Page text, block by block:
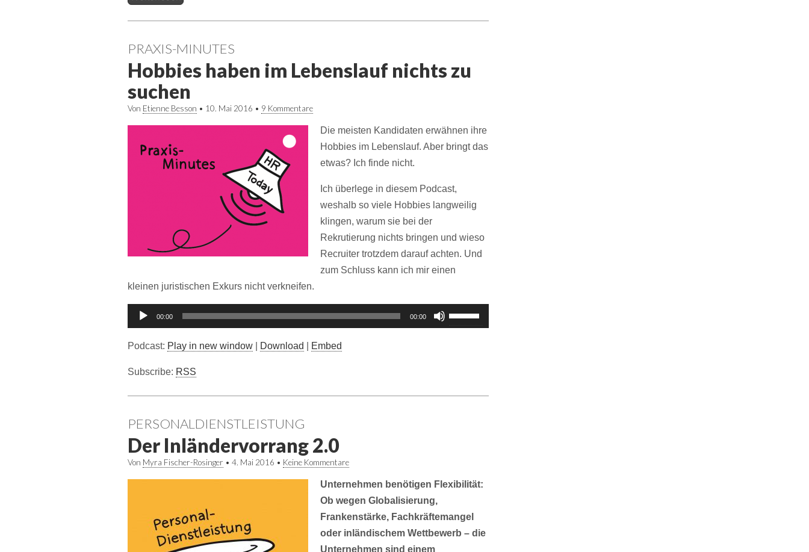
PRAXIS-MINUTES
Hobbies haben im Lebenslauf nichts zu
suchen
Von Etienne Besson • 10. Mai 2016 • 9 Kommentare
Die meisten Kandidaten erwähnen ihre
Hobbies im Lebenslauf. Aber bringt das
etwas? Ich finde nicht.
Ich überlege in diesem Podcast,
weshalb so viele Hobbies langweilig
klingen, warum sie bei der
Rekrutierung nichts bringen und wieso
Recruiter trotzdem darauf achten. Und
zum Schluss kann ich mir einen
kleinen juristischen Exkurs nicht verkneifen.
Audio-
Player
00:00 00:00
Pfeiltasten
Hoch/Runter
Podcast: Play in new window Download Embed
Subscribe: RSS
PERSONALDIENSTLEISTUNG
Der Inländervorrang 2.0
Von Myra Fischer-Rosinger • 4. Mai 2016 • Keine Kommentare
Unternehmen benötigen Flexibilität:
Ob wegen Globalisierung,
Frankenstärke, Fachkräftemangel
oder inländischem Wettbewerb – die
Unternehmen sind einem